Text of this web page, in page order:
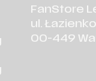
FanStore
ul.
00-449